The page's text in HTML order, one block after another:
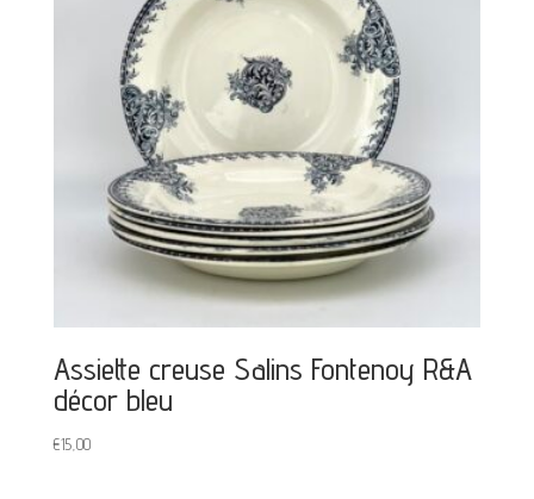
Assiette creuse Salins Fontenoy R&A
décor bleu
€15,00